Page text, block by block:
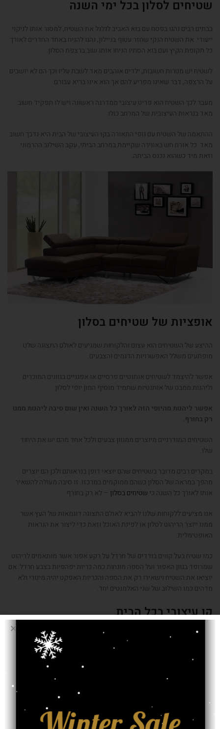
שטיחים לסלון בכל ימי השנה
בבתים רבים נהגו בפסח עם בוא האביב לגלגל את השטיח, למסור אותו לניקוי
ייעודי. את השטיח הנקי שחזר עטוף בניילון, נהגו להניח באחד החדרים לאורך
כל תקופת הקיץ ועם בוא הסתיו הניחו אותו שוב ברצפת הסלון.
לשטיח יש מטרות חשובות, ילדים אוהבים מאד לשבת עליו וכך הם לא יושבים
על הרצפה, דבר שאינו מפריע להם אך הוא אינו בריא עבורם.
מעבר לכך השטיח הוא פריט עיצובי ממדרגה ראשונה ויש לו תפקיד חשוב
מאד בנראות העיצובית של המרחב כולו.
ההתאמה של השטיח עם גופי התאורה בקו העיצובי של הבית היא נדבך חשוב
מאד. כל אורח חש באווירה שקיימת במרחב הביתי, עקב השילוב ההרמוני
וזאת מיד כשהוא נכנס הביתה.
אופציות של שטיחים בסלון
ההיצע של השטיחים הוא עצום והלקוחות שמגיעים לאולם התצוגה שלנו
מופתעים משלל האפשרויות הדגמים והצבעים.
אפשר להיצמד לשטיחים אותנטיים פרסיים או אפגניים בגוונים המוכרים
וליהנות ממבט של אותנטיות שתמיד מוסיף המון יופי לסלון.
אפשר ליהנות מהיופי הזה לאורך כל השנה ואין שום סיבה ליהנות ממנו
רק בחורף.
השטיחים המודרניים מיוצרים ממגוון צבעים ולכל אחד מהם יש את היחוד
שלו.
במקרים רבים מדובר בשטיחים שהם יוצאי דופן בנראותם ולכן הם יוצרים
מהפך במראה של הסלון כשהם ממוקמים במרכזו. זו סיבה מעולה להשאיר
אותו לאורך כל השנה כי שטיחים בסלון – לא רק בחורף.
אנו מציעים ללקוחות שלנו להביא לאולם התצוגה דוגמאות של העץ אשר
ממנו ייוצר הריהוט לסלון או לפינת האוכל וזאת כדי ליצור את הנראות
האופטימלית.
כמו שטיח בעל קווים בודדים של חרדל על רקע אפור אשר מותאמים לריהוט
שמרופד בגוון האפור ועל הספה מונחות כמה כריות יפהפיות בצבע חרדל. אם
יוציאו את השטיח וישאירו רק את הספה והכריות האפקט יהיה מינורי ולא
מדהים כמו השילוב של שני האלמנטים יחד.
קו עיצובי בכל הבית
המגמה היא ליצור קו עיצובי זהה בכל הבית כמו קלאסי, אקלקטי, מודרני,
ווינטג' או אחר. כאשר נצמדים לקו עיצובי זהה, השמיים הם הגבול ואפשר
לבצע התאמות ושילובים מדהימים.
אפשר לרכוש שטיח גדול ולהניח מעליו את כל פריטי הריהוט, או לחלופין
אם גם אתם מעוניינים באופציות מרהיבות לסלון, דברו אתנו ונשמח מאד